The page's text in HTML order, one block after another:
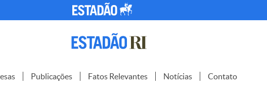
Publicações Fatos Relevantes Notícias Contato